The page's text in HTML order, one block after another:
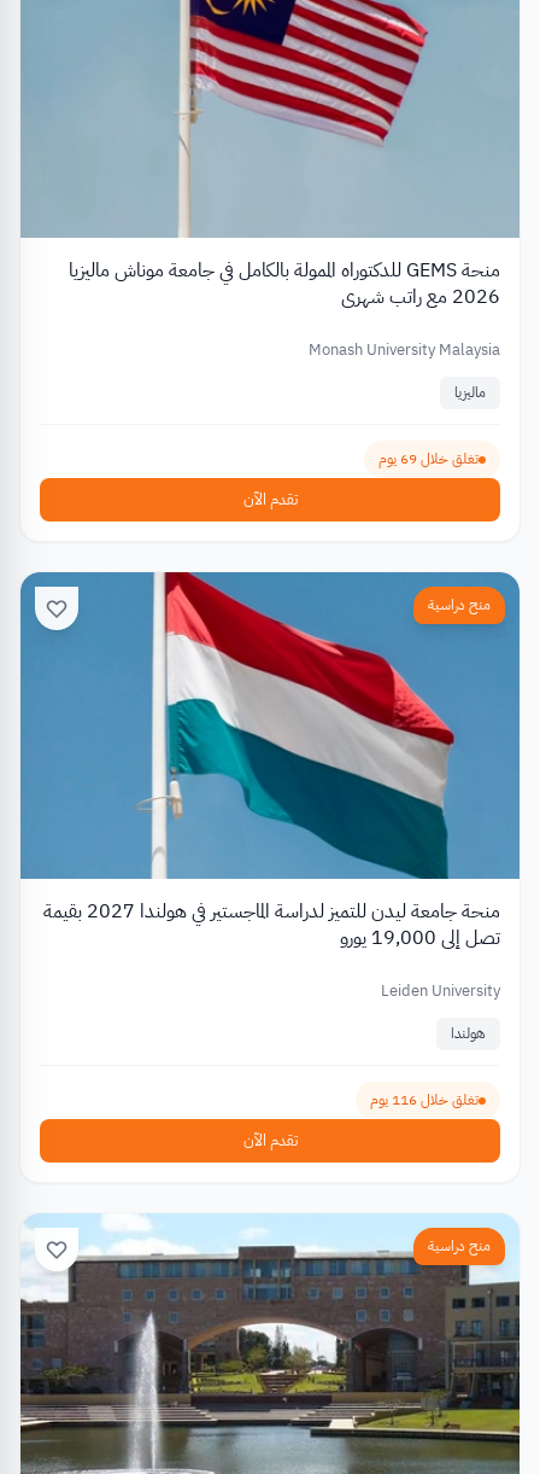
منحة GEMS للدكتوراه الممولة بالكامل في جامعة موناش ماليزيا
2026 مع راتب شهري
Monash University Malaysia
ماليزيا
تغلق خلال 69 يوم
تقدم الآن
منح دراسية
منحة جامعة ليدن للتميز لدراسة الماجستير في هولندا 2027 بقيمة
تصل إلى 19,000 يورو
Leiden University
هولندا
تغلق خلال 116 يوم
تقدم الآن
منح دراسية